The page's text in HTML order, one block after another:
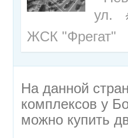
ул.
ЖСК "Фрегат"
На данной
комплексов у
можно купить